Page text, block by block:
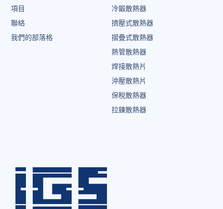
冷鍛散熱器
擠壓式散熱器
摺疊式散熱器
熱管散熱器
焊接散熱片
沖壓散熱片
保稅散熱器
拉鍊散熱器
項目
聯絡
我們的部落格